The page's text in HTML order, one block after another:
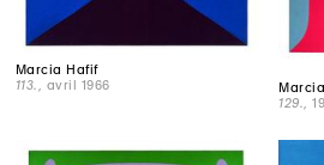
Marcia Hafif
113.
, avril 1966
129.
,